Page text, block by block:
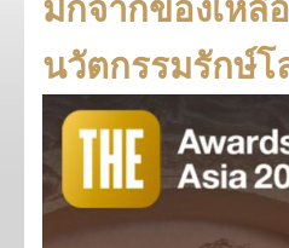
มิกจากของเหลื
นวัตกรรมรักษ์โ